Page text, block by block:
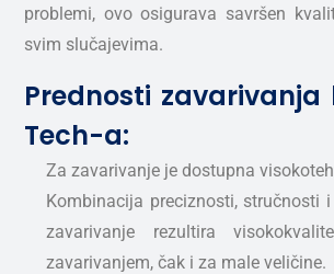
problemi, ovo osigurava savršen
svim slučajevima.
Prednosti zavarivanja
Tech-a:
Za zavarivanje je dostupna
Kombinacija preciznosti, stručnosti
zavarivanje rezultira
zavarivanjem, čak i za male veličine.